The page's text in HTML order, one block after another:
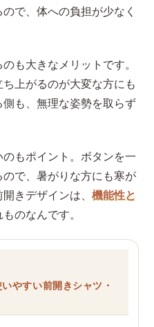
で、体への負担が少なく
も大きなメリットです。
上がるのが大変な方にも
も、無理な姿勢を取らず
もポイント。ボタンを一
で、暑がりな方にも寒が
開きデザインは、機能性と
のなんです。
やすい前開きシャツ・